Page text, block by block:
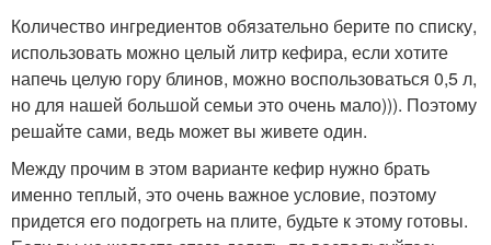
Количество ингредиентов обязательно берите по списку,
использовать можно целый литр кефира, если хотите
напечь целую гору блинов, можно воспользоваться 0,5 л,
но для нашей большой семьи это очень мало))). Поэтому
решайте сами, ведь может вы живете один.
Между прочим в этом варианте кефир нужно брать
именно теплый, это очень важное условие, поэтому
придется его подогреть на плите, будьте к этому готовы.